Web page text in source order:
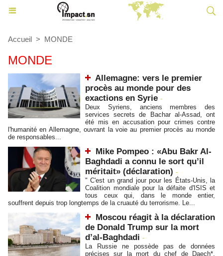
Accueil > MONDE
MONDE
Allemagne: vers le premier
procès au monde pour des
exactions en Syrie -
Deux Syriens, anciens membres des
services secrets de Bachar al-Assad, ont
été mis en accusation pour crimes contre
l'humanité en Allemagne, ouvrant la voie au premier procès au monde
de responsables...
Mike Pompeo : «Abu Bakr Al-
Baghdadi a connu le sort qu’il
méritait» (déclaration) -
" C'est un grand jour pour les États-Unis, la
Coalition mondiale pour la défaite d'ISIS et
tous ceux qui, dans le monde entier,
souffrent depuis trop longtemps de la cruauté du terrorisme. Le...
Moscou réagit à la déclaration
de Donald Trump sur la mort
d’al-Baghdadi -
La Russie ne possède pas de données
précises sur la mort du chef de Daech*,